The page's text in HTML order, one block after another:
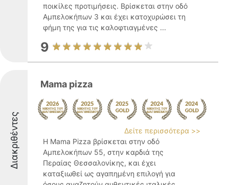
ποικίλες προτιμήσεις. Βρίσκεται στην οδό
Αμπελοκήπων 3 και έχει κατοχυρώσει τη
φήμη της για τις καλοφτιαγμένες ...
9
Διακριθέντες
Mama pizza
Δείτε περισσότερα >>
Η Mama Pizza βρίσκεται στην οδό
Αμπελοκήπων 55, στην καρδιά της
Περαίας Θεσσαλονίκης, και έχει
καταξιωθεί ως αγαπημένη επιλογή για